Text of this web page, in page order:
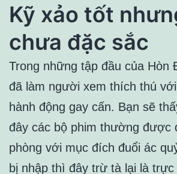
Kỹ xảo tốt
chưa đặc sắc
Trong những tập đầu của Hòn
đã làm người xem thích thú
hành động gay cấn. Bạn sẽ
đây các bộ phim thường được
phòng với mục đích đuổi ác
bị nhập thì đây trừ tà lại là trực